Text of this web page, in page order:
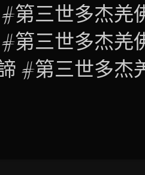
第三世多杰羌
第三世多杰羌
#第三世多杰